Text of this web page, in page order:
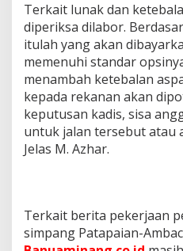
Terkait lunak dan
diperiksa dilabor.
itulah yang akan
memenuhi standar
menambah ketebalan
kepada rekanan akan
keputusan kadis, sisa
untuk jalan tersebut atau
Jelas M. Azhar.
Terkait berita pekerjaan
simpang Patapaian-